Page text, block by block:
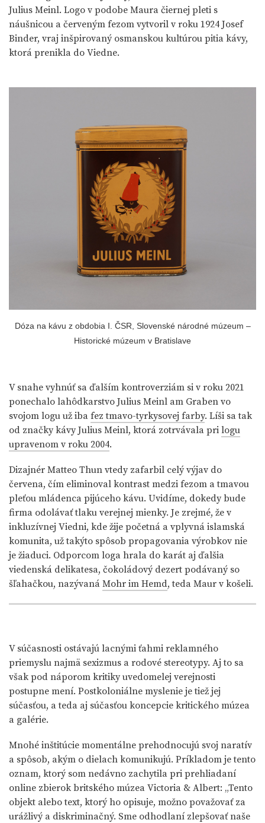
Julius Meinl. Logo v podobe Maura čiernej pleti s
náušnicou a červeným fezom vytvoril v roku 1924 Josef
Binder, vraj inšpirovaný osmanskou kultúrou pitia kávy,
ktorá prenikla do Viedne.
Dóza na kávu z obdobia I. ČSR, Slovenské národné múzeum –
Historické múzeum v Bratislave
V snahe vyhnúť sa ďalším kontroverziám si v roku 2021
ponechalo lahôdkarstvo Julius Meinl am Graben vo
svojom logu už iba fez tmavo-tyrkysovej farby. Líši sa tak
od značky kávy Julius Meinl, ktorá zotrvávala pri logu
upravenom v roku 2004.
Dizajnér Matteo Thun vtedy zafarbil celý výjav do
červena, čím eliminoval kontrast medzi fezom a tmavou
pleťou mládenca pijúceho kávu. Uvidíme, dokedy bude
firma odolávať tlaku verejnej mienky. Je zrejmé, že v
inkluzívnej Viedni, kde žije početná a vplyvná islamská
komunita, už takýto spôsob propagovania výrobkov nie
je žiaduci. Odporcom loga hrala do karát aj ďalšia
viedenská delikatesa, čokoládový dezert podávaný so
šľahačkou, nazývaná Mohr im Hemd, teda Maur v košeli.
V súčasnosti ostávajú lacnými ťahmi reklamného
priemyslu najmä sexizmus a rodové stereotypy. Aj to sa
však pod náporom kritiky uvedomelej verejnosti
postupne mení. Postkoloniálne myslenie je tiež jej
súčasťou, a teda aj súčasťou koncepcie kritického múzea
a galérie.
Mnohé inštitúcie momentálne prehodnocujú svoj naratív
a spôsob, akým o dielach komunikujú. Príkladom je tento
oznam, ktorý som nedávno zachytila pri prehliadaní
online zbierok britského múzea Victoria & Albert: „Tento
objekt alebo text, ktorý ho opisuje, možno považovať za
urážlivý a diskriminačný. Sme odhodlaní zlepšovať naše